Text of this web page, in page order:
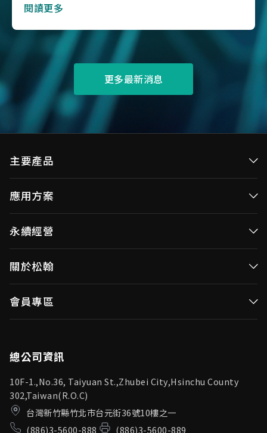
閱讀更多
更多最新消息
主要產品
視訊/影像控制器
無線視頻傳輸
OID產品(Optical ID)
應用方案
視訊／影像控制器
無線視頻傳輸
永續經營
投資人專區
利害關係人
關於松翰
會員專區
總公司資訊
10F-1.,No.36, Taiyuan St.,Zhubei City,Hsinchu County
302,Taiwan(R.O.C)
台灣新竹縣竹北市台元街36號10樓之一
(886)3-5600-888
(886)3-5600-889